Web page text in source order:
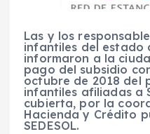
Las y los
infantiles del estado
informaron a la
pago del subsidio
octubre de 2018 del
infantiles afiliadas a
cubierta, por la
Hacienda y Crédito
SEDESOL.